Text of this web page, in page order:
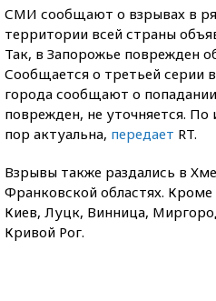
СМИ сообщают о взрывах в
территории всей страны
Так, в Запорожье поврежден
Сообщается о третьей серии
города сообщают о
поврежден, не уточняется. По
пор актуальна, передает RT.
Взрывы также раздались в
Франковской областях.
Киев, Луцк, Винница,
Кривой Рог.